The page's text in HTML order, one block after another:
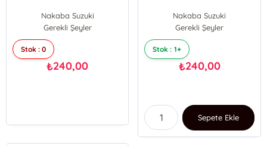
Nakaba Suzuki
Gerekli Şeyler
Stok : 0
₺240,00
Nakaba Suzuki
Gerekli Şeyler
Stok : 1+
₺240,00
Sepete Ekle